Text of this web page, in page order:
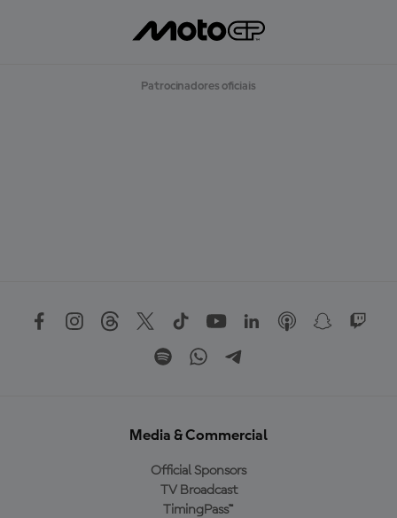
Patrocinadores oficiais
Media & Commercial
Official Sponsors
TV Broadcast
TimingPass™